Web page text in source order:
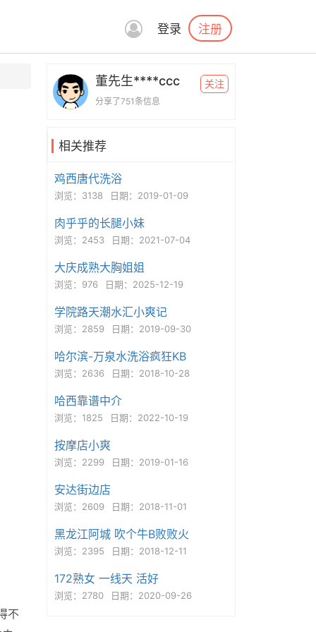
登录 注册
不
董先生****ccc
分享了751条信息
关注
相关推荐
鸡西唐代洗浴
浏览：3138 日期：2019-01-09
肉乎乎的长腿小妹
浏览：2453 日期：2021-07-04
大庆成熟大胸姐姐
浏览：976 日期：2025-12-19
学院路天潮水汇小爽记
浏览：2859 日期：2019-09-30
哈尔滨-万泉水洗浴疯狂KB
浏览：2636 日期：2018-10-28
哈西靠谱中介
浏览：1825 日期：2022-10-19
按摩店小爽
浏览：2299 日期：2019-01-16
安达街边店
浏览：2609 日期：2018-11-01
黑龙江阿城 吹个牛B败败火
浏览：2395 日期：2018-12-11
172熟女 一线天 活好
浏览：2780 日期：2020-09-26